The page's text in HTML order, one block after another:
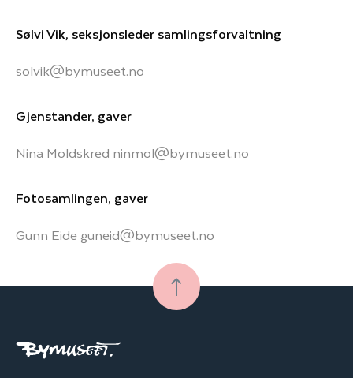
Sølvi Vik, seksjonsleder samlingsforvaltning
solvik@bymuseet.no
Gjenstander, gaver
Nina Moldskred ninmol@bymuseet.no
Fotosamlingen, gaver
Gunn Eideguneid@bymuseet.no